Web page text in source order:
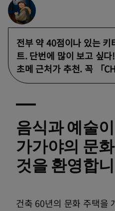
전부 약 40점이나 있는
트. 단번에 많이 보고 싶
초메 근처가 추천. 꼭 「
음식과 예술
가가야의 문
것을 환영합
건축 60년의 문화 주택을